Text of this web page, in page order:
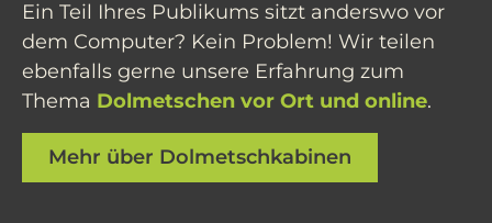
Ein Teil Ihres Publikums sitzt anderswo vor
dem Computer? Kein Problem! Wir teilen
ebenfalls gerne unsere Erfahrung zum
Thema Dolmetschen vor Ort und online.
Mehr über Dolmetschkabinen